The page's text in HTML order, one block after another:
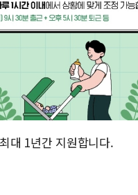
대 1년간 지원합니다.